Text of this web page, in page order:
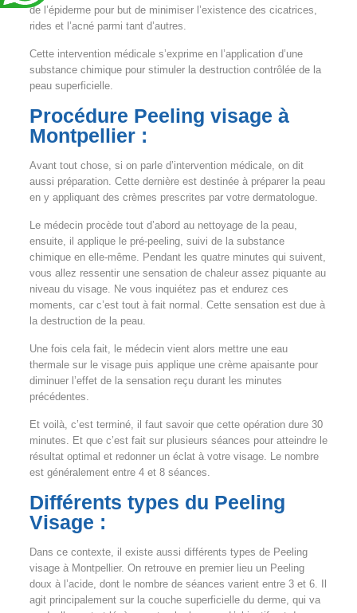
de l’épiderme pour but de minimiser l’existence des cicatrices,
rides et l’acné parmi tant d’autres.
Cette intervention médicale s’exprime en l’application d’une
substance chimique pour stimuler la destruction contrôlée de la
peau superficielle.
Procédure Peeling visage à
Montpellier :
Avant tout chose, si on parle d’intervention médicale, on dit
aussi préparation. Cette dernière est destinée à préparer la peau
en y appliquant des crèmes prescrites par votre dermatologue.
Le médecin procède tout d’abord au nettoyage de la peau,
ensuite, il applique le pré-peeling, suivi de la substance
chimique en elle-même. Pendant les quatre minutes qui suivent,
vous allez ressentir une sensation de chaleur assez piquante au
niveau du visage. Ne vous inquiétez pas et endurez ces
moments, car c’est tout à fait normal. Cette sensation est due à
la destruction de la peau.
Une fois cela fait, le médecin vient alors mettre une eau
thermale sur le visage puis applique une crème apaisante pour
diminuer l’effet de la sensation reçu durant les minutes
précédentes.
Et voilà, c’est terminé, il faut savoir que cette opération dure 30
minutes. Et que c’est fait sur plusieurs séances pour atteindre le
résultat optimal et redonner un éclat à votre visage. Le nombre
est généralement entre 4 et 8 séances.
Différents types du Peeling
Visage :
Dans ce contexte, il existe aussi différents types de Peeling
visage à Montpellier. On retrouve en premier lieu un Peeling
doux à l’acide, dont le nombre de séances varient entre 3 et 6. Il
agit principalement sur la couche superficielle du derme, qui va